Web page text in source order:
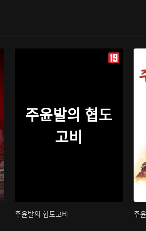
주윤발의 협도
고비
주윤발의 협도고비 주